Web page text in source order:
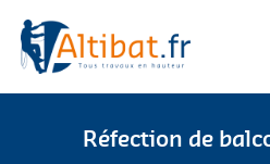
Réfection de